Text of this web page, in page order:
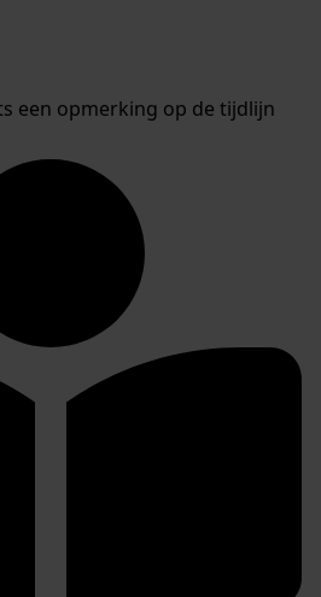
een opmerking op de tijdlijn